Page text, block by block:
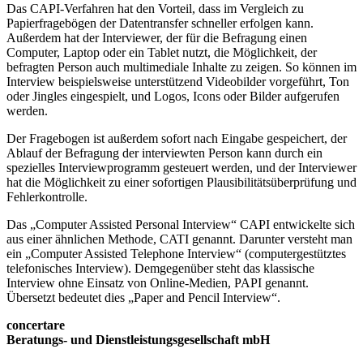
Das CAPI-Verfahren hat den Vorteil, dass im Vergleich zu
Papierfragebögen der Datentransfer schneller erfolgen kann.
Außerdem hat der Interviewer, der für die Befragung einen
Computer, Laptop oder ein Tablet nutzt, die Möglichkeit, der
befragten Person auch multimediale Inhalte zu zeigen. So können im
Interview beispielsweise unterstützend Videobilder vorgeführt, Ton
oder Jingles eingespielt, und Logos, Icons oder Bilder aufgerufen
werden.
Der Fragebogen ist außerdem sofort nach Eingabe gespeichert, der
Ablauf der Befragung der interviewten Person kann durch ein
spezielles Interviewprogramm gesteuert werden, und der Interviewer
hat die Möglichkeit zu einer sofortigen Plausibilitätsüberprüfung und
Fehlerkontrolle.
Das „Computer Assisted Personal Interview“ CAPI entwickelte sich
aus einer ähnlichen Methode, CATI genannt. Darunter versteht man
ein „Computer Assisted Telephone Interview“ (computergestütztes
telefonisches Interview). Demgegenüber steht das klassische
Interview ohne Einsatz von Online-Medien, PAPI genannt.
Übersetzt bedeutet dies „Paper and Pencil Interview“.
concertare
Beratungs- und Dienstleistungsgesellschaft mbH